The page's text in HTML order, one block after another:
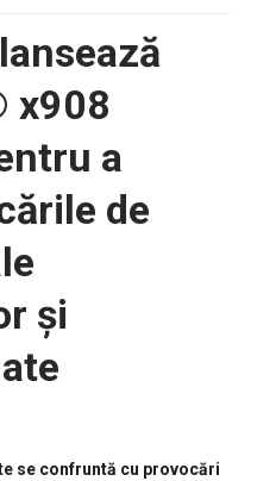
x908
a
de
și
se confruntă cu provocări